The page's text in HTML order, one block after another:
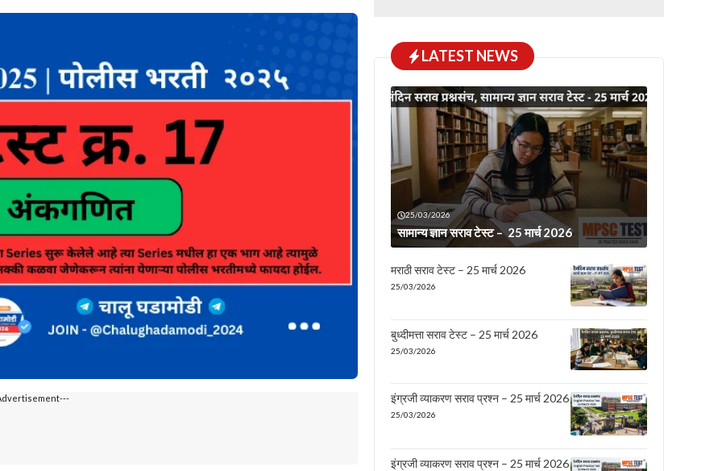
LATEST NEWS
25/03/2026
सामान्य ज्ञान सराव टेस्ट – 25 मार्च 2026
मराठी सराव टेस्ट – 25 मार्च 2026
25/03/2026
बुध्दीमत्ता सराव टेस्ट – 25 मार्च 2026
25/03/2026
इंग्रजी व्याकरण सराव प्रश्न – 25 मार्च 2026
25/03/2026
इंग्रजी व्याकरण सराव प्रश्न – 25 मार्च 2026